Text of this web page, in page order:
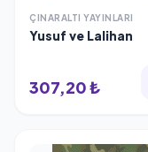
ÇINARALTI YAYINLARI
Yusuf ve Lalihan
307,20 ₺